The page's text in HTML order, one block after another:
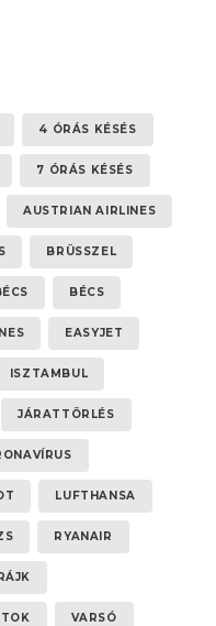
4 ÓRÁS KÉSÉS
7 ÓRÁS KÉSÉS
AUSTRIAN AIRLINES
BRÜSSZEL
BÉCS
EASYJET
ISZTAMBUL
JÁRATTÖRLÉS
LUFTHANSA
RYANAIR
VARSÓ